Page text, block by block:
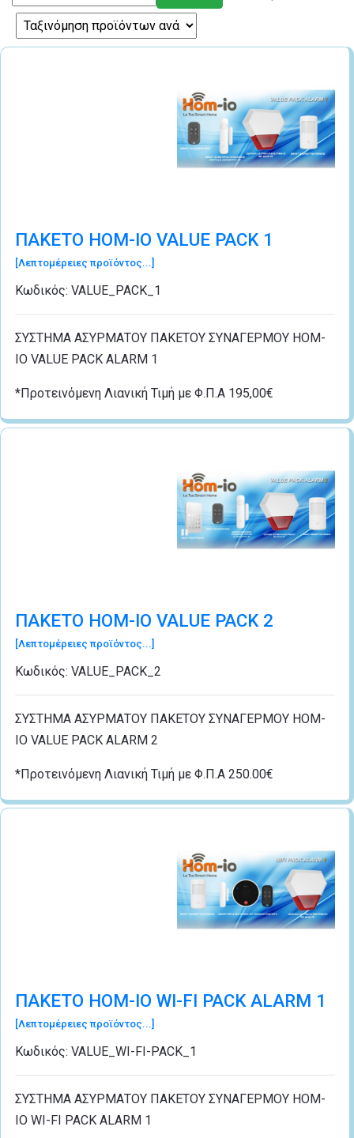
ΠΑΚΕΤΟ HOM-IO VALUE PACK 1
[Λεπτομέρειες προϊόντος...]
Κωδικός: VALUE_PACK_1
ΣΥΣΤΗΜΑ ΑΣΥΡΜΑΤΟΥ ΠΑΚΕΤΟΥ ΣΥΝΑΓΕΡΜΟΥ HOM-
IO VALUE PACK ALARM 1
*Προτεινόμενη Λιανική Τιμή με Φ.Π.Α 195,00€
ΠΑΚΕΤΟ HOM-IO VALUE PACK 2
[Λεπτομέρειες προϊόντος...]
Κωδικός: VALUE_PACK_2
ΣΥΣΤΗΜΑ ΑΣΥΡΜΑΤΟΥ ΠΑΚΕΤΟΥ ΣΥΝΑΓΕΡΜΟΥ HOM-
IO VALUE PACK ALARM 2
*Προτεινόμενη Λιανική Τιμή με Φ.Π.Α 250.00€
ΠΑΚΕΤΟ HOM-IO WI-FI PACK ALARM 1
[Λεπτομέρειες προϊόντος...]
Κωδικός: VALUE_WI-FI-PACK_1
ΣΥΣΤΗΜΑ ΑΣΥΡΜΑΤΟΥ ΠΑΚΕΤΟΥ ΣΥΝΑΓΕΡΜΟΥ HOM-
IO WI-FI PACK ALARM 1